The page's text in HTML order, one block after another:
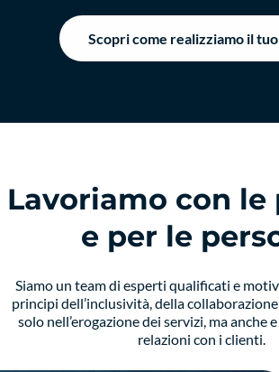
Scopri come realizziamo il
Lavoriamo con le
e per le
Siamo un team di esperti qualificati e
principi dell’inclusività, della
solo nell’erogazione dei servizi, ma anche
relazioni con i clienti.